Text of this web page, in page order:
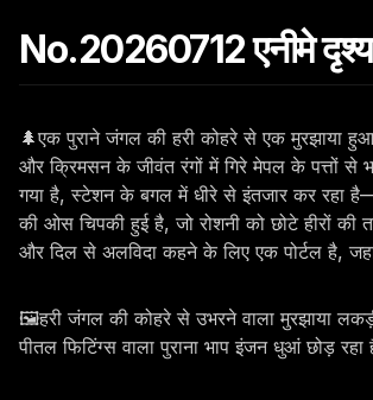
No.20260712 एनीमे दृश्य
🌲एक पुराने जंगल की हरी कोहरे से एक मुरझाया
और क्रिमसन के जीवंत रंगों में गिरे मेपल के पत्तों से
गया है, स्टेशन के बगल में धीरे से इंतजार कर रहा
की ओस चिपकी हुई है, जो रोशनी को छोटे हीरों
और दिल से अलविदा कहने के लिए एक पोर्टल है, जहां
🖼️हरी जंगल की कोहरे से उभरने वाला मुरझाया
पीतल फिटिंग्स वाला पुराना भाप इंजन धुआं छोड़